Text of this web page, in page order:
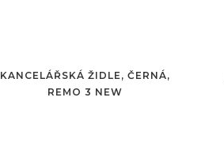
KANCELÁŘSKÁ ŽIDLE, ČERNÁ,
REMO 3 NEW